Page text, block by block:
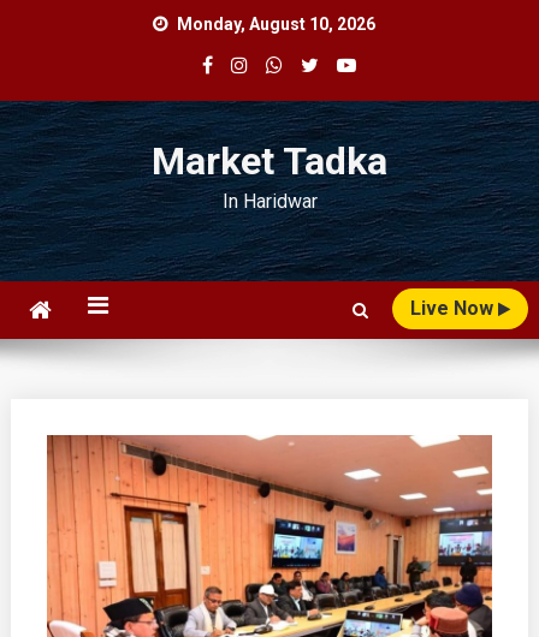
Monday, August 10, 2026
Market Tadka
In Haridwar
Live Now